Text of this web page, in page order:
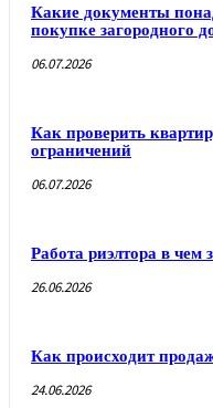
Какие документы
покупке загородного
06.07.2026
Как проверить
ограничений
06.07.2026
Работа риэлтора в чем
26.06.2026
Как происходит
24.06.2026